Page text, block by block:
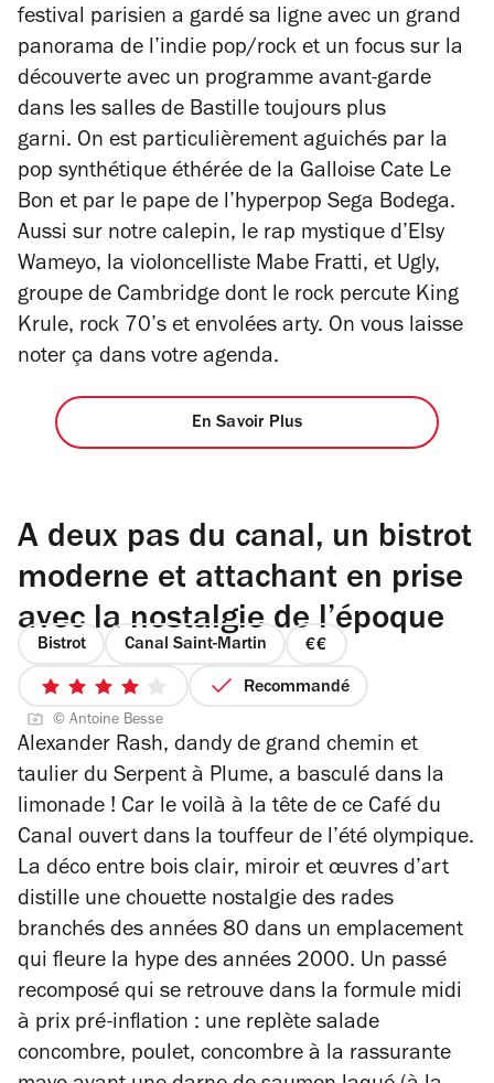
festival parisien a gardé sa ligne avec un grand
panorama de l’indie pop/rock et un focus sur la
découverte avec un programme avant-garde
dans les salles de Bastille toujours plus
garni. On est particulièrement aguichés par la
pop synthétique éthérée de la Galloise Cate Le
Bon et par le pape de l’hyperpop Sega Bodega.
Aussi sur notre calepin, le rap mystique d’Elsy
Wameyo, la violoncelliste Mabe Fratti, et Ugly,
groupe de Cambridge dont le rock percute King
Krule, rock 70’s et envolées arty. On vous laisse
noter ça dans votre agenda.
En Savoir Plus
A deux pas du canal, un bistrot
moderne et attachant en prise
avec la nostalgie de l’époque
Bistrot Canal Saint-Martin
prix
2
4
4
sur
5
étoiles
Recommandé
© Antoine Besse
Alexander Rash, dandy de grand chemin et
taulier du Serpent à Plume, a basculé dans la
limonade ! Car le voilà à la tête de ce Café du
Canal ouvert dans la touffeur de l’été olympique.
La déco entre bois clair, miroir et œuvres d’art
distille une chouette nostalgie des rades
branchés des années 80 dans un emplacement
qui fleure la hype des années 2000. Un passé
recomposé qui se retrouve dans la formule midi
à prix pré-inflation : une replète salade
concombre, poulet, concombre à la rassurante